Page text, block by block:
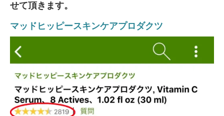
せて頂きます。
マッドヒッピースキンケアプロダクツ